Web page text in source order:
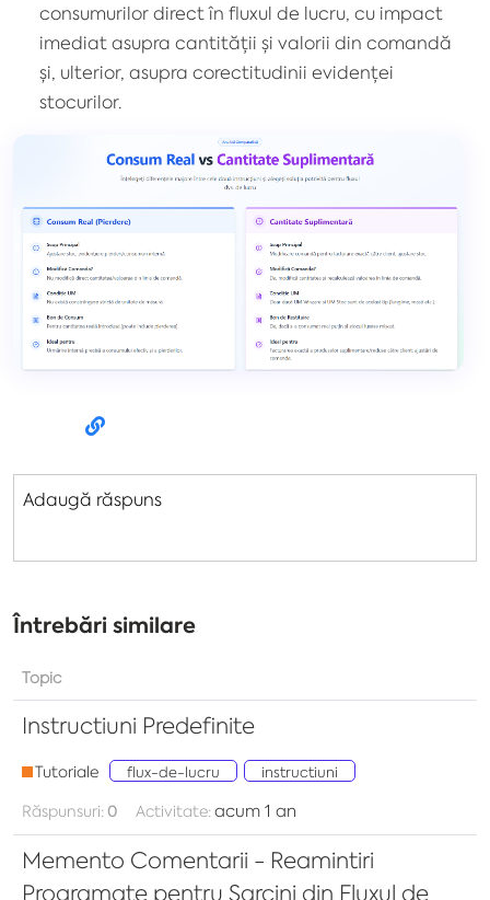
consumurilor direct în fluxul de lucru, cu impact
imediat asupra cantității și valorii din comandă
și, ulterior, asupra corectitudinii evidenței
stocurilor.
Adaugă răspuns
Întrebări similare
Topic
Instructiuni Predefinite
Tutoriale flux-de-lucru instructiuni
Răspunsuri:0 Activitate:acum 1 an
Memento Comentarii - Reamintiri
Programate pentru Sarcini din Fluxul de